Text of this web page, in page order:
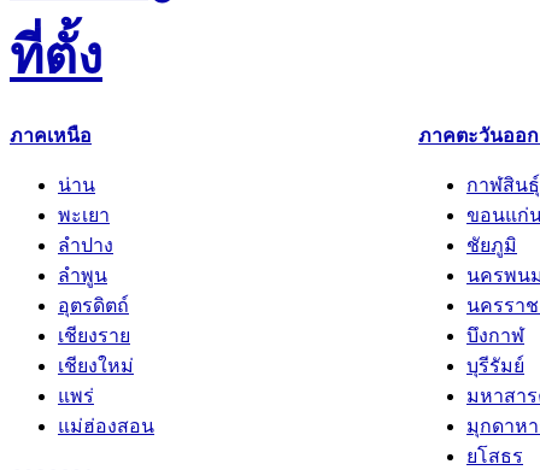
น่าน
พะเยา
ลำปาง
ลำพูน
อุตรดิตถ์
เชียงราย
เชียงใหม่
แพร่
แม่ฮ่องสอน
ภาคกลาง
กาฬสินธุ์
ขอนแก่
ชัยภูมิ
นครพน
นครรา
บึงกาฬ
บุรีรัมย์
มหาสา
มุกดาห
ยโสธร
ร้อยเอ็ด